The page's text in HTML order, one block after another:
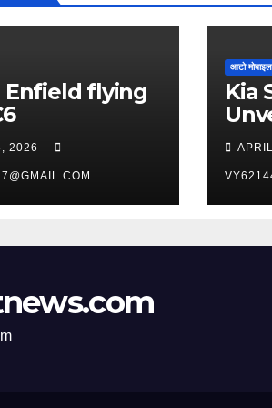
Enfield flying
2026
आटो मोबाइल
Kia